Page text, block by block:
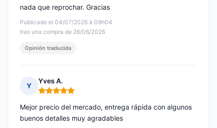
Publicado el 04/07/2026 à 09h04
tras una compra de 26/06/2026
nada que reprochar. Gracias
Opinión traducida
Y
Yves A.
Nota: 5 de 5
Mejor precio del mercado, entrega rápida con algunos
buenos detalles muy agradables